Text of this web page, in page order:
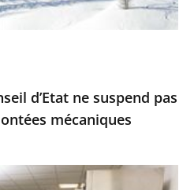
d’Etat ne suspend pas
mécaniques